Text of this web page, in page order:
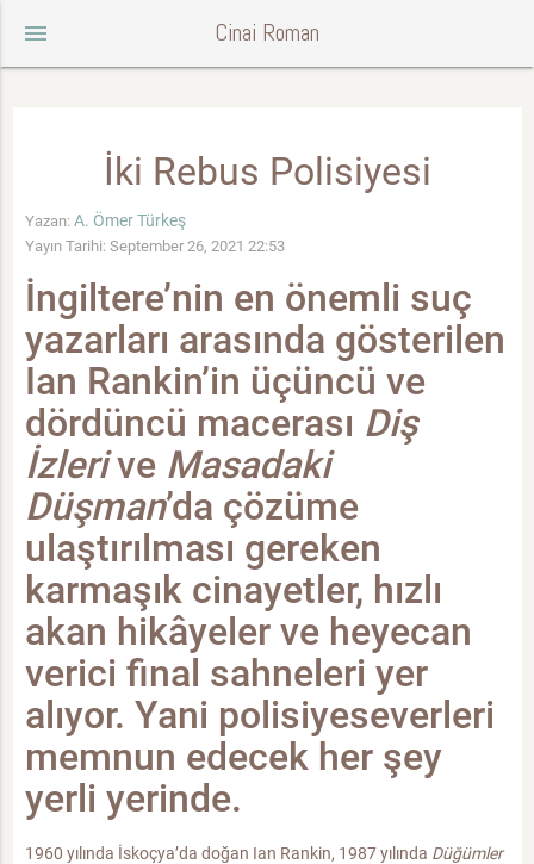
menu Cinai Roman
İki Rebus Polisiyesi
Yazan: A. Ömer Türkeş
Yayın Tarihi: September 26, 2021 22:53
İngiltere’nin en önemli suç
yazarları arasında gösterilen
Ian Rankin’in üçüncü ve
dördüncü macerası Diş
İzlerive Masadaki
Düşman’da çözüme
ulaştırılması gereken
karmaşık cinayetler, hızlı
akan hikâyeler ve heyecan
verici final sahneleri yer
alıyor. Yani polisiyeseverleri
memnun edecek her şey
yerli yerinde.
1960 yılında İskoçya’da doğan Ian Rankin, 1987 yılında Düğümler